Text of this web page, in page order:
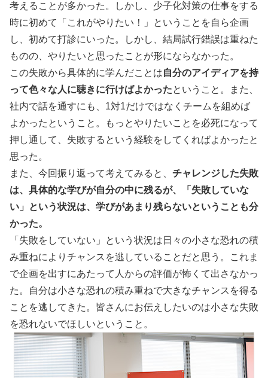
考えることが多かった。しかし、少子化対策の仕事をする
時に初めて「これがやりたい！」ということを自ら企画
し、初めて打診にいった。しかし、結局試行錯誤は重ねた
ものの、やりたいと思ったことが形にならなかった。
この失敗から具体的に学んだことは自分のアイディアを持
って色々な人に聴きに行けばよかったということ。また、
社内で話を通すにも、1対1だけではなくチームを組めば
よかったということ。もっとやりたいことを必死になって
押し通して、失敗するという経験をしてくればよかったと
思った。
また、今回振り返って考えてみると、 チャレンジした失敗
は、具体的な学びが自分の中に残るが、「失敗していな
い」という状況は、学びがあまり残らないということも分
かった。
「失敗をしていない」という状況は日々の小さな恐れの積
み重ねによりチャンスを逃していることだと思う。これま
で企画を出すにあたって人からの評価が怖くて出さなかっ
た。自分は小さな恐れの積み重ねで大きなチャンスを得る
ことを逃してきた。皆さんにお伝えしたいのは︎小さな失敗
を恐れないでほしいということ。